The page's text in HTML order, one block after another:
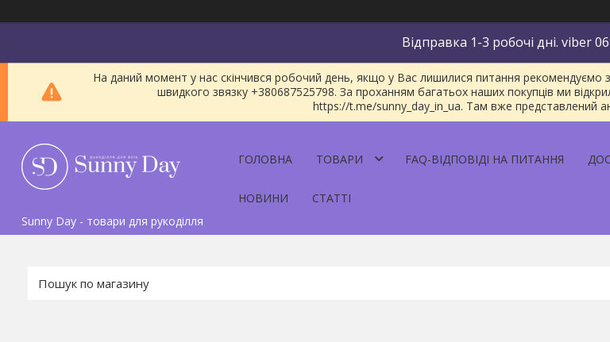
Відправка 1-3 робочі дні. viber
На даний момент у нас скінчився робочий день, якщо у Вас лишилися питання рекомендуємо
швидкого звязку +380687525798. За проханням багатьох наших покупців ми
https://t.me/sunny_day_in_ua. Там вже представлений
Sunny Day - товари для рукоділля
ГОЛОВНА ТОВАРИ FAQ-ВІДПОВІДІ НА ПИТАННЯ
НОВИНИ СТАТТІ